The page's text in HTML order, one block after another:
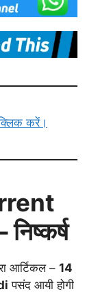
करें।
निष्कर्ष
आर्टिकल – 14
पसंद आयी होगी